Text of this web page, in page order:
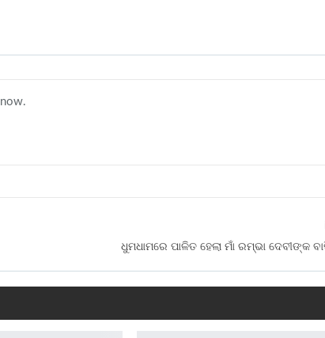
ଧୁମଧାମରେ ପାଳିତ ହେଲା ମାଁ ରମ୍ଭା ଦେବୀଙ୍କ